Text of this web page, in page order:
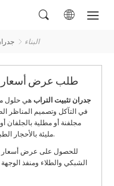
البناء
طلب عرض أسعار
جدران تثبيت الترابهي حلول
في التآكل وتصميم المناظر
مجلفنة أو مطلية
مليئة بالأحجار الطبيعية لتشكيل هياكل قوية ومرنة تمزج مع البيئة.
للحصول على عرض أسعار
الشبكي والطلاء ومنفذ